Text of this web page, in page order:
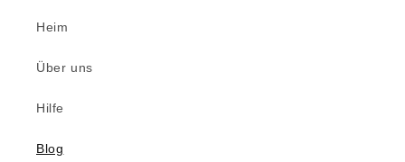
Heim
Über uns
Hilfe
Blog